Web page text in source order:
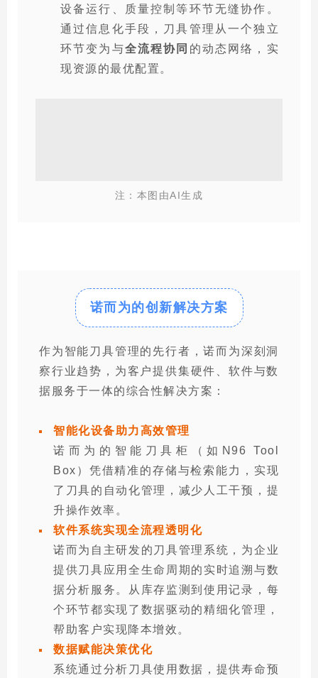
设备运行、质量控制等环节无缝协作。
通过信息化手段，刀具管理从一个独立
环节变为与全流程协同 的动态网络，实
现资源的最优配置。
注：本图由AI生成
诺而为的创新解决方案
作为智能刀具管理的先行者，诺而为深刻洞
察行业趋势，为客户提供集硬件、软件与数
据服务于一体的综合性解决方案：
智能化设备助力高效管理
诺而为的智能刀具柜（如N96 Tool
Box）凭借精准的存储与检索能力，实现
了刀具的自动化管理，减少人工干预，提
升操作效率。
软件系统实现全流程透明化
诺而为自主研发的刀具管理系统，为企业
提供刀具应用全生命周期的实时追溯与数
据分析服务。从库存监测到使用记录，每
个环节都实现了数据驱动的精细化管理，
帮助客户实现降本增效。
数据赋能决策优化
系统通过分析刀具使用数据，提供寿命预